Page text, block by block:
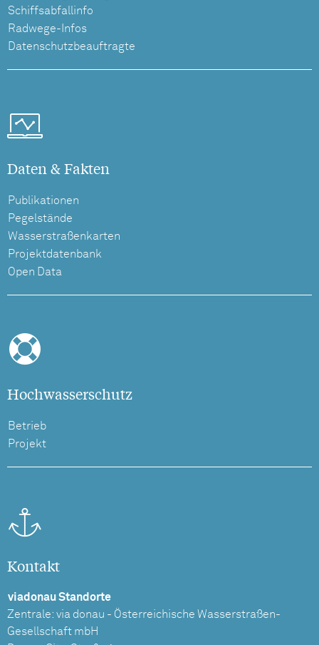
Schiffsabfallinfo
Radwege-Infos
Datenschutzbeauftragte
Daten & Fakten
Publikationen
Pegelstände
Wasserstraßenkarten
Projektdatenbank
Open Data
Hochwasserschutz
Betrieb
Projekt
Kontakt
viadonau Standorte
Zentrale: via donau - Österreichische Wasserstraßen-
Gesellschaft mbH